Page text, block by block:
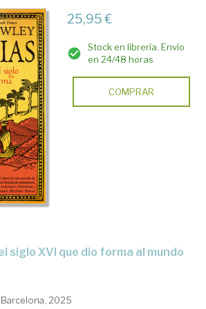
25,95 €
Stock en librería. Envío
en 24/48 horas
COMPRAR
2025